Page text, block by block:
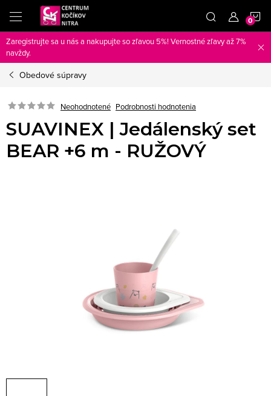
obsah
Zaregistrujte sa u nás a nakupujte so zľavou 5%! Vernostné zľavy až 7%
navždy.
Obedové súpravy
Neohodnotené Podrobnosti hodnotenia
SUAVINEX | Jedálenský set
BEAR +6 m - RUŽOVÝ